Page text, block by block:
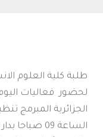
طلبة كلية العلوم
لحضور فعاليات
الساعة 09